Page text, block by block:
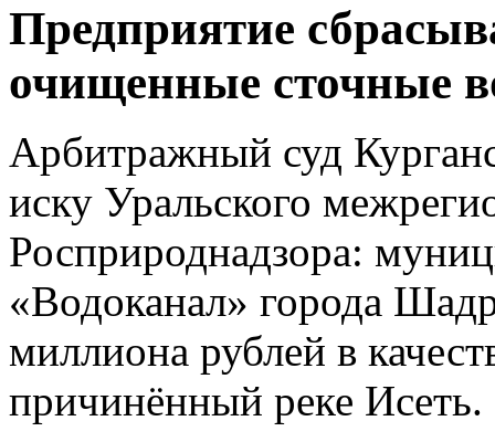
Предприятие
очищенные сточные
Арбитражный суд
иску Уральского
Росприроднадзора:
«Водоканал» города
миллиона рублей в
причинённый реке Исеть.